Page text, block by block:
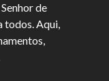
de
todos. Aqui,